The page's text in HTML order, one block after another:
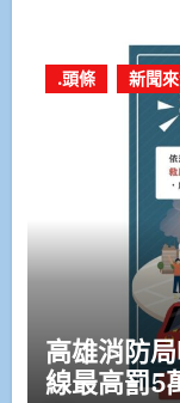
.頭條 新聞
高雄消防
線最高罰5